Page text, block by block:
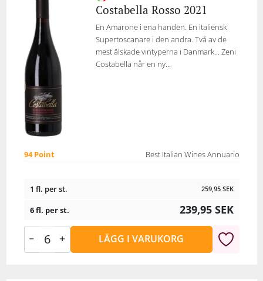
Costabella Rosso 2021
En Amarone i ena handen. En italiensk
Supertoscanare i den andra. Två av de
mest älskade vintyperna i Danmark... Zeni
Costabella når en ny...
94 Point Best Italian Wines Annuario
1 fl. per st. 259,95 SEK
6 fl. per st. 239,95 SEK
LÄGG I VARUKORG